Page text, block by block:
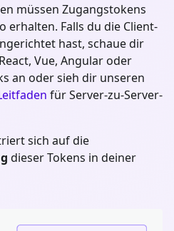
müssen Zugangstokens
erhalten. Falls du die Client-
hast, schaue dir
Vue, Angular oder
an oder sieh dir unseren
für Server-zu-Server-
sich auf die
dieser Tokens in deiner